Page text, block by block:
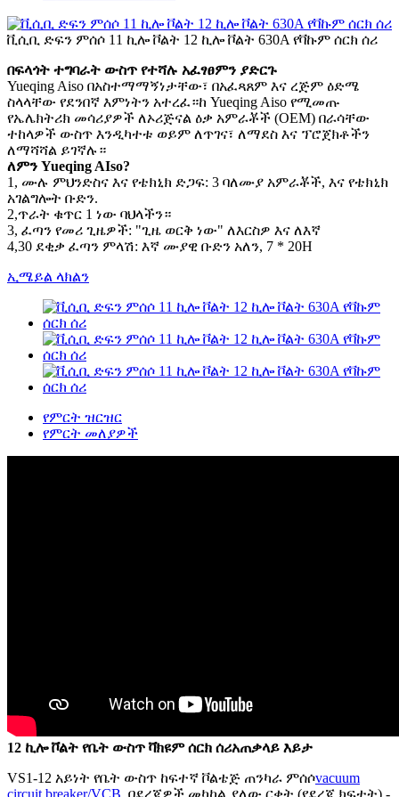
ቪሲቢ ድፍን ምሰሶ 11 ኪሎ ቮልት 12 ኪሎ ቮልት 630A የቫኩም ሰርክ ሰሪ
በፍላጎት ተግባራት ውስጥ የተሻሉ አፈፃፀምን ያድርጉ
Yueqing Aiso በአስተማማኝነታቸው፣ በአፈጻጸም እና ረጅም ዕድሜ
ስላላቸው የደንበኛ እምነትን አተረፈ።ከ Yueqing Aiso የሚመጡ
የኤሌክትሪክ መሳሪያዎች ለኦሪጅናል ዕቃ አምራቾች (OEM) በራሳቸው
ተከላዎች ውስጥ እንዲካተቱ ወይም ለጥገና፣ ለማደስ እና ፕሮጀክቶችን
ለማሻሻል ይገኛሉ።
ለምን Yueqing AIso?
1, ሙሉ ምህንድስና እና የቴክኒክ ድጋፍ: 3 ባለሙያ አምራቾች, እና የቴክኒክ
አገልግሎት ቡድን.
2,ጥራት ቁጥር 1 ነው ባህላችን።
3, ፈጣን የመሪ ጊዜዎች: "ጊዜ ወርቅ ነው" ለእርስዎ እና ለእኛ
4,30 ደቂቃ ፈጣን ምላሽ: እኛ ሙያዊ ቡድን አለን, 7 * 20H
ኢሜይል ላክልን
የምርት ዝርዝር
የምርት መለያዎች
12 ኪሎ ቮልት የቤት ውስጥ ቫክዩም ሰርክ ሰሪአጠቃላይ እይታ
VS1-12 አይነት የቤት ውስጥ ከፍተኛ ቮልቴጅ ጠንካራ ምሰሶvacuum
circuit breaker/VCB , በደረጃዎች መካከል ያለው ርቀት (የደረጃ ክፍተት) -